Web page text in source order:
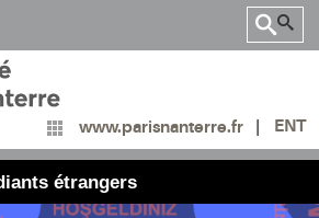

www.parisnanterre.fr ENT
étrangers